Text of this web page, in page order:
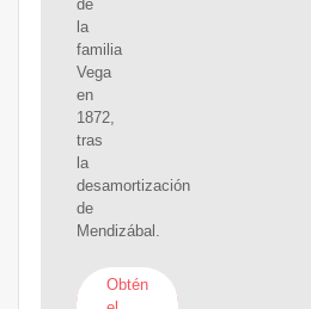
de
la
familia
Vega
en
1872,
tras
la
desamortización
de
Mendizábal.
Obtén